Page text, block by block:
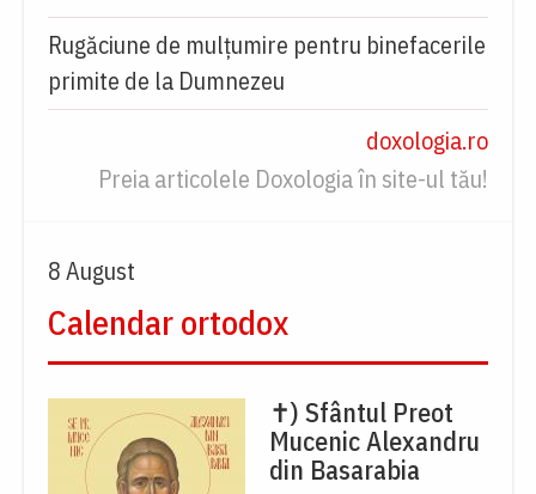
Rugăciune de mulțumire pentru binefacerile
primite de la Dumnezeu
doxologia.ro
Preia articolele Doxologia în site-ul tău!
8 August
Calendar ortodox
✝) Sfântul Preot
Mucenic Alexandru
din Basarabia